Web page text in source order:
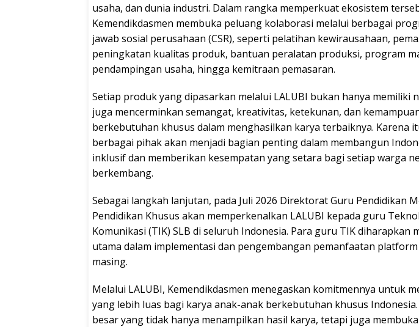
usaha, dan dunia industri. Dalam rangka memperkuat ekosistem
Kemendikdasmen membuka peluang kolaborasi melalui berbagai
jawab sosial perusahaan (CSR), seperti pelatihan kewirausahaan,
peningkatan kualitas produk, bantuan peralatan produksi, program
pendampingan usaha, hingga kemitraan pemasaran.
Setiap produk yang dipasarkan melalui LALUBI bukan hanya memiliki
juga mencerminkan semangat, kreativitas, ketekunan, dan
berkebutuhan khusus dalam menghasilkan karya terbaiknya. Karena
berbagai pihak akan menjadi bagian penting dalam membangun
inklusif dan memberikan kesempatan yang setara bagi setiap warga
berkembang.
Sebagai langkah lanjutan, pada Juli 2026 Direktorat Guru Pendidikan
Pendidikan Khusus akan memperkenalkan LALUBI kepada guru
Komunikasi (TIK) SLB di seluruh Indonesia. Para guru TIK diharapkan
utama dalam implementasi dan pengembangan pemanfaatan
masing.
Melalui LALUBI, Kemendikdasmen menegaskan komitmennya untuk
yang lebih luas bagi karya anak-anak berkebutuhan khusus
besar yang tidak hanya menampilkan hasil karya, tetapi juga